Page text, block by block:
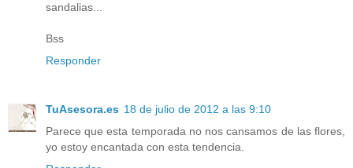
sandalias...
Bss
Responder
TuAsesora.es 18 de julio de 2012 a las 9:10
Parece que esta temporada no nos cansamos de las flores,
yo estoy encantada con esta tendencia.